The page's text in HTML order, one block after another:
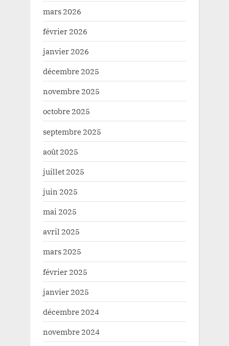
mars 2026
février 2026
janvier 2026
décembre 2025
novembre 2025
octobre 2025
septembre 2025
août 2025
juillet 2025
juin 2025
mai 2025
avril 2025
mars 2025
février 2025
janvier 2025
décembre 2024
novembre 2024